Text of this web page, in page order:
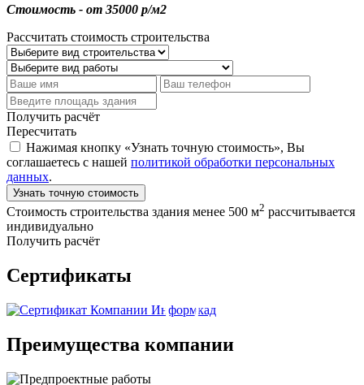
Стоимость - от 35000 р/м2
Рассчитать стоимость строительства
Получить расчёт
Пересчитать
Нажимая кнопку «Узнать точную стоимость», Вы
соглашаетесь с нашей политикой обработки персональных
данных.
Узнать точную стоимость
Стоимость строительства здания менее 500 м2 рассчитывается
индивидуально
Получить расчёт
Сертификаты
Преимущества компании